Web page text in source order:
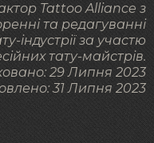
Tattoo Alliance з
та редагуванні
індустрії за участю
тату-майстрів.
29 Липня 2023
31 Липня 2023